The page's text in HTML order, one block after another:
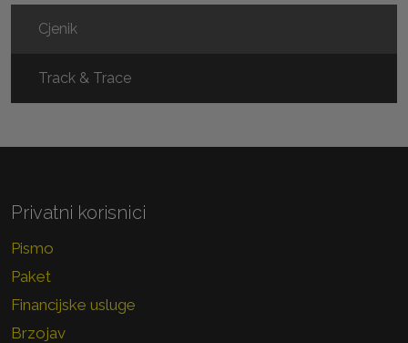
Cjenik
Track & Trace
Privatni korisnici
Pismo
Paket
Financijske usluge
Brzojav